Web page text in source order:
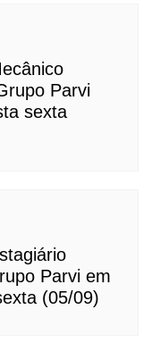
Parvi
sexta
Parvi em
(05/09)